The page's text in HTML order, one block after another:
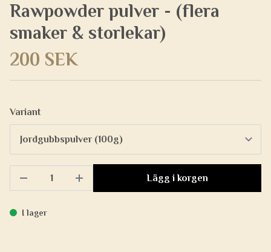
Rawpowder pulver - (flera
smaker & storlekar)
200 SEK
Variant
Lägg i korgen
I lager